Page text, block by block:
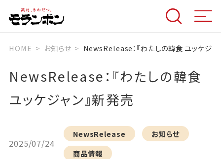
HOME お知らせ NewsRelease：『わたしの韓食 ユッケジャ
NewsRelease：『わたしの韓食
ユッケジャン』新発売
2025/07/24
NewsRelease
お知らせ
商品情報